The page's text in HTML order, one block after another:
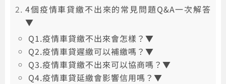
4個疫情車貸繳不出來的常見問題Q&A一次解答
▼
Q1.疫情車貸繳不出來會怎樣？▼
Q2.疫情車貸遲繳可以補繳嗎？▼
Q3.疫情車貸繳不出來可以協商嗎？▼
Q4.疫情車貸延繳會影響信用嗎？▼